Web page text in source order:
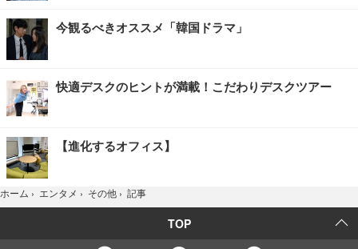
今観るべきオススメ「韓国ドラマ」
快適デスクのヒントが満載！こだわりデスクツアー
【進化するオフィス】
ホーム › エンタメ › その他 › 記事
TOP